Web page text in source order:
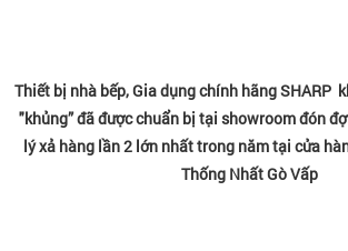
Thiết bị nhà bếp, Gia dụng chính hãng SHARP
"khủng” đã được chuẩn bị tại showroom đón
lý xả hàng lần 2 lớn nhất trong năm tại cửa
Thống Nhất Gò Vấp